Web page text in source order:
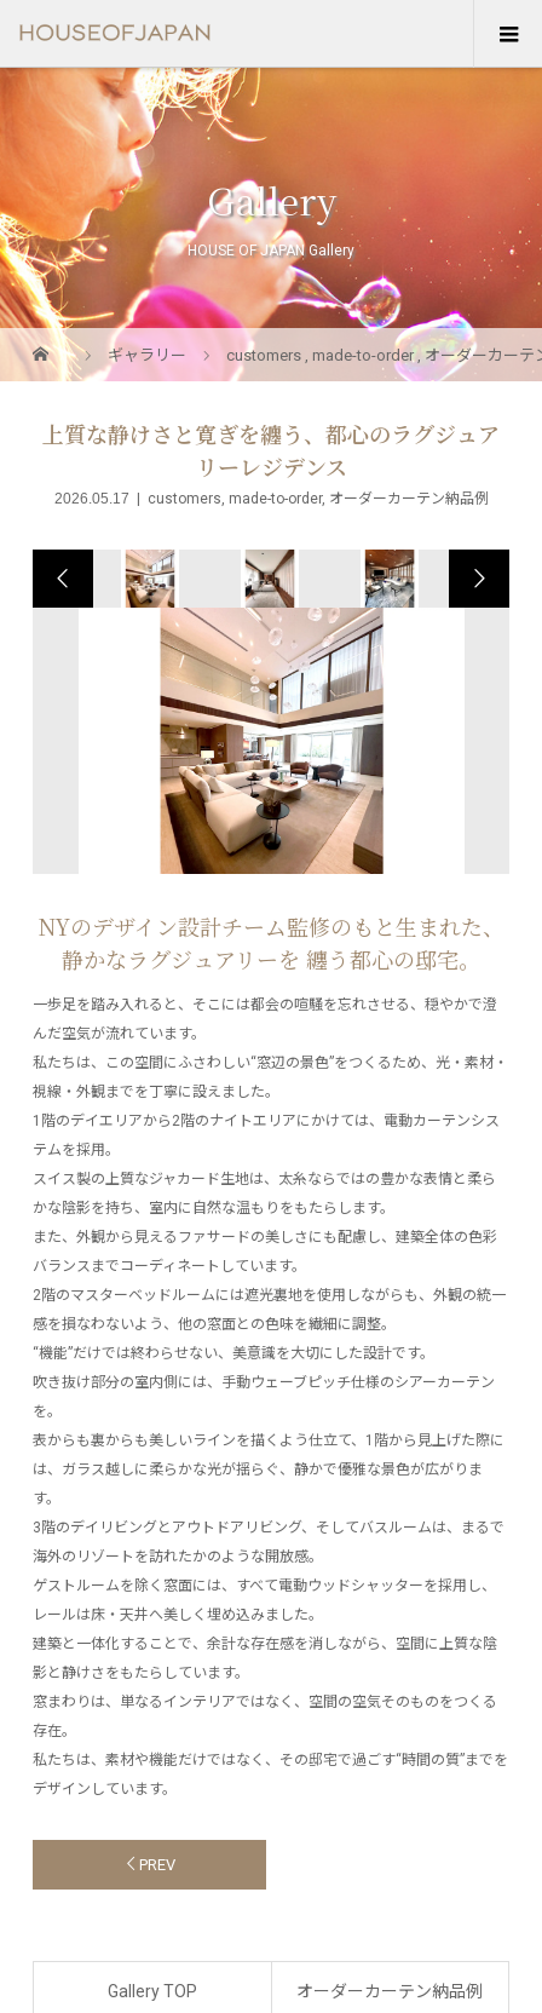
Gallery
HOUSE OF JAPAN Gallery
ギャラリー customers , made-to-order ,オーダーカーテ
上質な静けさと寛ぎを纏う、都心のラグジュア
リーレジデンス
2026.05.17 customers, made-to-order, オーダーカーテン納品例
NYのデザイン設計チーム監修のもと生まれた、
静かなラグジュアリーを 纏う都心の邸宅。
一歩足を踏み入れると、そこには都会の喧騒を忘れさせる、穏やかで澄
んだ空気が流れています。
私たちは、この空間にふさわしい“窓辺の景色”をつくるため、光・素材・
視線・外観までを丁寧に設えました。
1階のデイエリアから2階のナイトエリアにかけては、電動カーテンシス
テムを採用。
スイス製の上質なジャカード生地は、太糸ならではの豊かな表情と柔ら
かな陰影を持ち、室内に自然な温もりをもたらします。
また、外観から見えるファサードの美しさにも配慮し、建築全体の色彩
バランスまでコーディネートしています。
2階のマスターベッドルームには遮光裏地を使用しながらも、外観の統一
感を損なわないよう、他の窓面との色味を繊細に調整。
“機能”だけでは終わらせない、美意識を大切にした設計です。
吹き抜け部分の室内側には、手動ウェーブピッチ仕様のシアーカーテン
を。
表からも裏からも美しいラインを描くよう仕立て、1階から見上げた際に
は、ガラス越しに柔らかな光が揺らぐ、静かで優雅な景色が広がりま
す。
3階のデイリビングとアウトドアリビング、そしてバスルームは、まるで
海外のリゾートを訪れたかのような開放感。
ゲストルームを除く窓面には、すべて電動ウッドシャッターを採用し、
レールは床・天井へ美しく埋め込みました。
建築と一体化することで、余計な存在感を消しながら、空間に上質な陰
影と静けさをもたらしています。
窓まわりは、単なるインテリアではなく、空間の空気そのものをつくる
存在。
私たちは、素材や機能だけではなく、その邸宅で過ごす“時間の質”までを
デザインしています。
PREV
Gallery TOP オーダーカーテン納品例